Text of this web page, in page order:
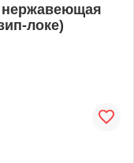
нержавеющая
локе)